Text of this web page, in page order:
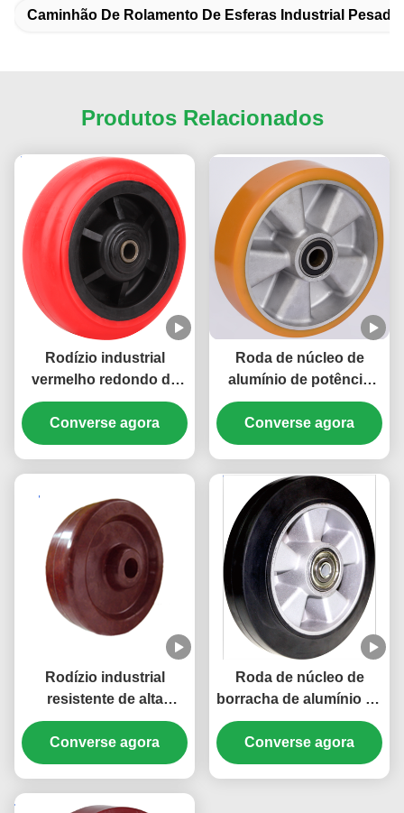
Caminhão De Rolamento De Esferas Industrial Pesado
Produtos Relacionados
Rodízio industrial
vermelho redondo de
pouco peso da roda Pp
do peso médio Roda
industrial resistente do
Converse agora
Roda de núcleo de
alumínio de potência
europeia Pu de carga
pesada
Converse agora
Rodízio industrial
resistente de alta
temperatura da roda
fenólica rodízios
industriais não
Converse agora
Roda de núcleo de
borracha de alumínio de
alta elasticidade sem
marcação Capacidade
de carga de rolos
Converse agora